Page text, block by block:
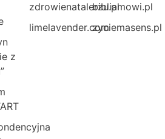
z
zdrowienatalerzu.pl
limelavender.com
bibliamowi.pl
zyciemasens.pl